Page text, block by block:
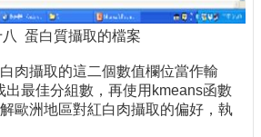
八 蛋白質攝取的檔案
肉攝取的這二個數值欄位當作輸
出最佳分組數，再使用kmeans函數
歐洲地區對紅白肉攝取的偏好，執